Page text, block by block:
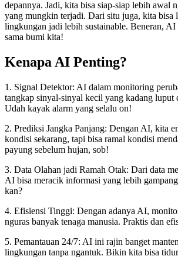
depannya. Jadi, kita bisa siap-siap lebih awal
yang mungkin terjadi. Dari situ juga, kita bisa
lingkungan jadi lebih sustainable. Beneran, AI
sama bumi kita!
Kenapa AI Penting?
1. Signal Detektor: AI dalam monitoring
tangkap sinyal-sinyal kecil yang kadang luput
Udah kayak alarm yang selalu on!
2. Prediksi Jangka Panjang: Dengan AI, kita
kondisi sekarang, tapi bisa ramal kondisi
payung sebelum hujan, sob!
3. Data Olahan jadi Ramah Otak: Dari data
AI bisa meracik informasi yang lebih
kan?
4. Efisiensi Tinggi: Dengan adanya AI,
nguras banyak tenaga manusia. Praktis dan
5. Pemantauan 24/7: AI ini rajin banget
lingkungan tanpa ngantuk. Bikin kita bisa